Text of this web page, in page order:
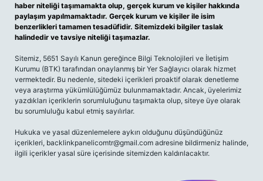
haber niteliği taşımamakta olup, gerçek kurum ve kişiler hakkında
paylaşım yapılmamaktadır. Gerçek kurum ve kişiler ile isim
benzerlikleri tamamen tesadüfidir. Sitemizdeki bilgiler taslak
halindedir ve tavsiye niteliği taşımazlar.
Sitemiz, 5651 Sayılı Kanun gereğince Bilgi Teknolojileri ve İletişim
Kurumu (BTK) tarafından onaylanmış bir Yer Sağlayıcı olarak hizmet
vermektedir. Bu nedenle, sitedeki içerikleri proaktif olarak denetleme
veya araştırma yükümlülüğümüz bulunmamaktadır. Ancak, üyelerimiz
yazdıkları içeriklerin sorumluluğunu taşımakta olup, siteye üye olarak
bu sorumluluğu kabul etmiş sayılırlar.
Hukuka ve yasal düzenlemelere aykırı olduğunu düşündüğünüz
içerikleri, backlinkpanelicomtr@gmail.com adresine bildirmeniz halinde,
ilgili içerikler yasal süre içerisinde sitemizden kaldırılacaktır.